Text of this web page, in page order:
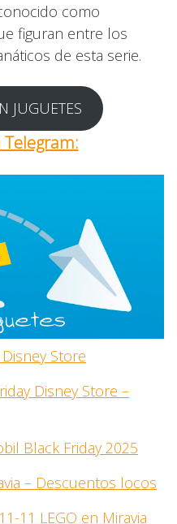
como
figuran entre los
de esta serie.
JUGUETES
Telegram:
Store
Disney Store –
Black Friday 2025
– Descuentos locos
11 LEGO en Miravia